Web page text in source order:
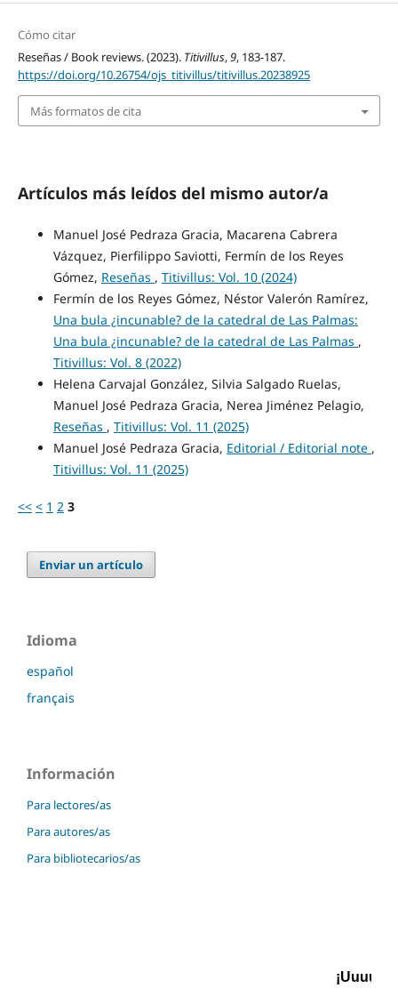
Cómo citar
Reseñas / Book reviews. (2023). Titivillus,9, 183-187.
https://doi.org/10.26754/ojs_titivillus/titivillus.20238925
Más formatos de cita
Artículos más leídos del mismo autor/a
Manuel José Pedraza Gracia, Macarena Cabrera
Vázquez, Pierfilippo Saviotti, Fermín de los Reyes
Gómez, Reseñas , Titivillus: Vol. 10 (2024)
Fermín de los Reyes Gómez, Néstor Valerón Ramírez,
Una bula ¿incunable? de la catedral de Las Palmas:
Una bula ¿incunable? de la catedral de Las Palmas ,
Titivillus: Vol. 8 (2022)
Helena Carvajal González, Silvia Salgado Ruelas,
Manuel José Pedraza Gracia, Nerea Jiménez Pelagio,
Reseñas , Titivillus: Vol. 11 (2025)
Manuel José Pedraza Gracia, Editorial / Editorial note ,
Titivillus: Vol. 11 (2025)
<< < 1 2 3
Enviar un artículo
Idioma
español
français
Información
Para lectores/as
Para autores/as
Para bibliotecarios/as